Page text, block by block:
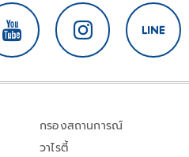
กรองสถานการณ์
วาไรตี้